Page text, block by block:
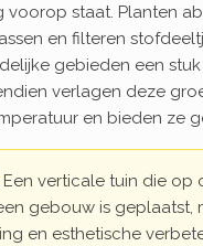
voorop staat. Planten
en filteren
gebieden een
verlagen deze
en bieden ze
Een verticale tuin die op
gebouw is geplaatst,
en esthetische